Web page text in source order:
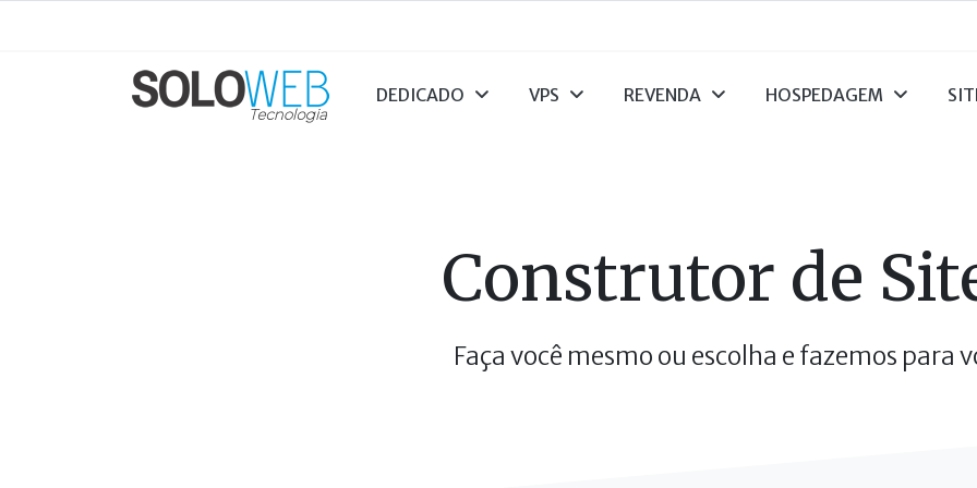
DEDICADO VPS REVENDA HOSPEDAGEM
Construtor de
Faça você mesmo ou escolha e fazemos para